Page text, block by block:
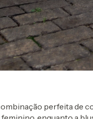
perfeita de